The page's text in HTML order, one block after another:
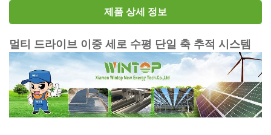
제품 상세 정보
멀티 드라이브 이중 세로 수평 단일 축 추적 시스템